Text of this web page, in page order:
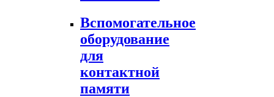
Вспомогательное
оборудование
для
контактной
памяти